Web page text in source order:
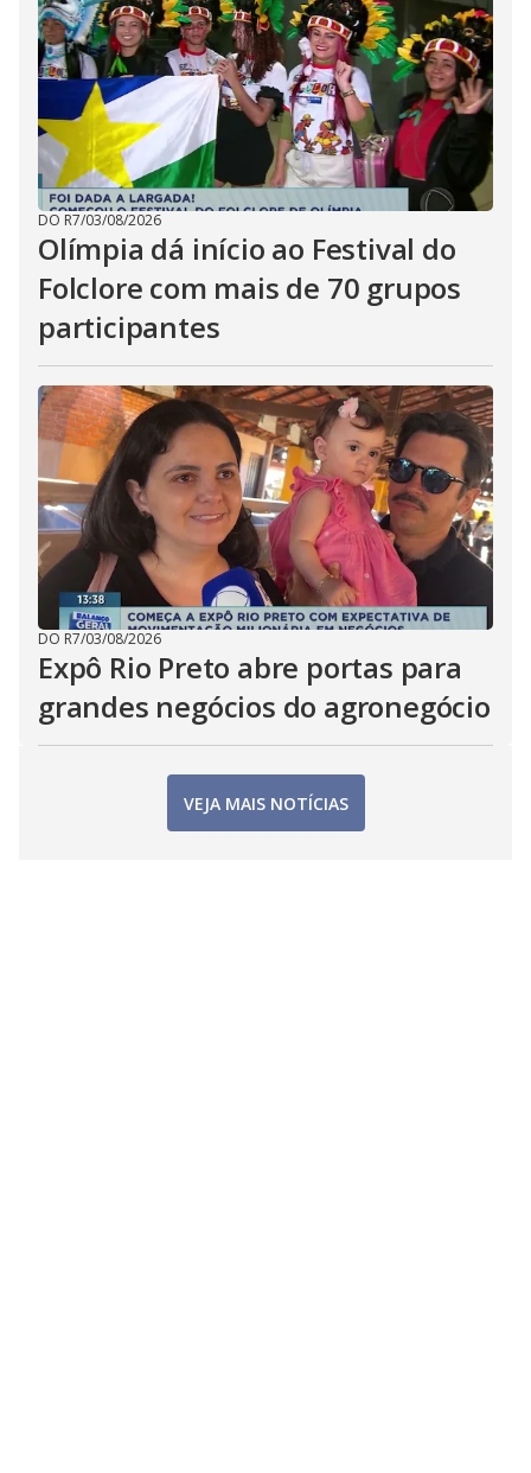
DO R7/03/08/2026
Olímpia dá início ao Festival do
Folclore com mais de 70 grupos
participantes
DO R7/03/08/2026
Expô Rio Preto abre portas para
grandes negócios do agronegócio
VEJA MAIS NOTÍCIAS